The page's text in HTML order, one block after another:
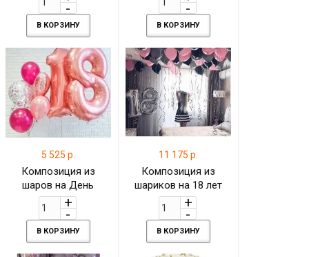
В КОРЗИНУ В КОРЗИНУ
5 525 р.
Композиция из
шаров на День
Рождения 18 лет
В КОРЗИНУ
11 175 р.
Композиция из
шариков на 18 лет
В КОРЗИНУ